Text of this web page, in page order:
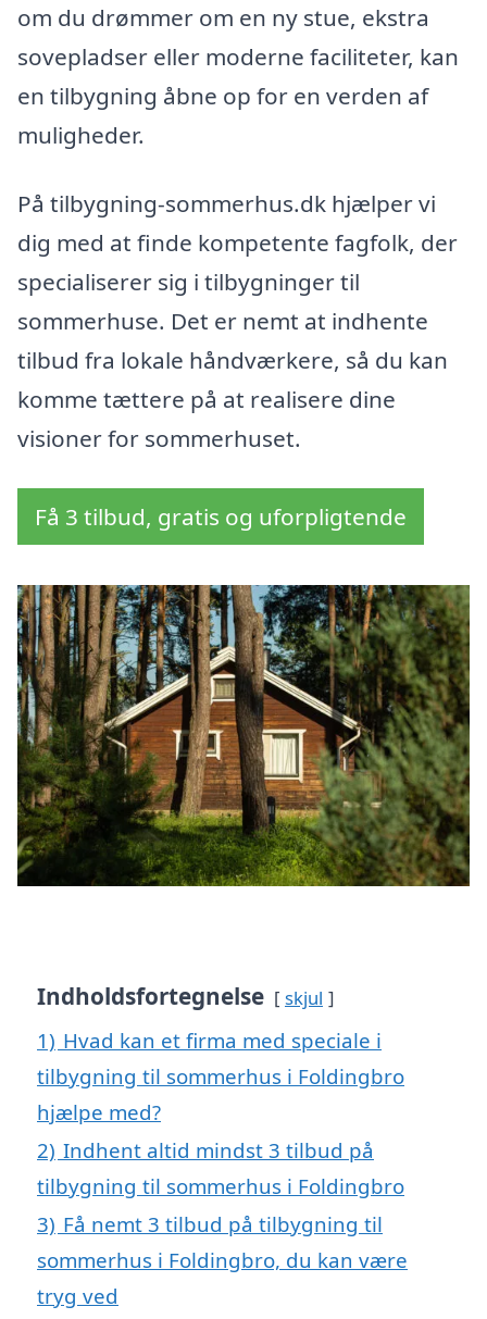
om du drømmer om en ny stue, ekstra
sovepladser eller moderne faciliteter, kan
en tilbygning åbne op for en verden af
muligheder.
På tilbygning-sommerhus.dk hjælper vi
dig med at finde kompetente fagfolk, der
specialiserer sig i tilbygninger til
sommerhuse. Det er nemt at indhente
tilbud fra lokale håndværkere, så du kan
komme tættere på at realisere dine
visioner for sommerhuset.
Få 3 tilbud, gratis og uforpligtende
Indholdsfortegnelse skjul
1) Hvad kan et firma med speciale i
tilbygning til sommerhus i Foldingbro
hjælpe med?
2) Indhent altid mindst 3 tilbud på
tilbygning til sommerhus i Foldingbro
3) Få nemt 3 tilbud på tilbygning til
sommerhus i Foldingbro, du kan være
tryg ved